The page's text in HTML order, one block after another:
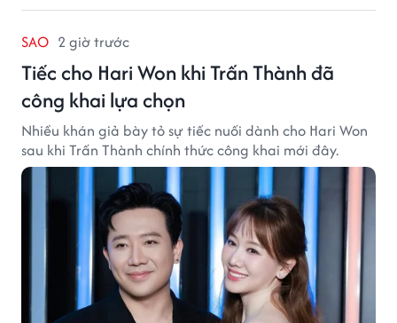
SAO 2 giờ trước
Tiếc cho Hari Won khi Trấn Thành đã
công khai lựa chọn
Nhiều khán giả bày tỏ sự tiếc nuối dành cho Hari Won
sau khi Trấn Thành chính thức công khai mới đây.